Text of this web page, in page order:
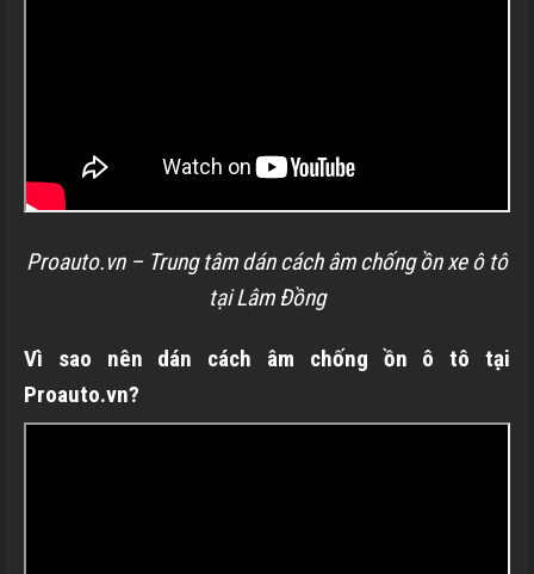
Proauto.vn – Trung tâm dán cách âm chống ồn xe ô tô
tại Lâm Đồng
Vì sao nên dán cách âm chống ồn ô tô tại
Proauto.vn?